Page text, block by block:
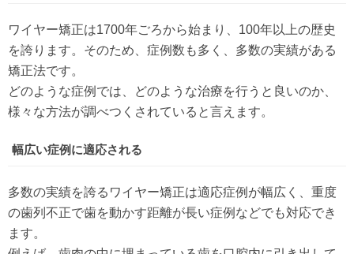
ワイヤー矯正は1700年ごろから始まり、100年以上の歴史
を誇ります。そのため、症例数も多く、多数の実績がある
矯正法です。
どのような症例では、どのような治療を行うと良いのか、
様々な方法が調べつくされていると言えます。
幅広い症例に適応される
多数の実績を誇るワイヤー矯正は適応症例が幅広く、重度
の歯列不正で歯を動かす距離が長い症例などでも対応でき
ます。